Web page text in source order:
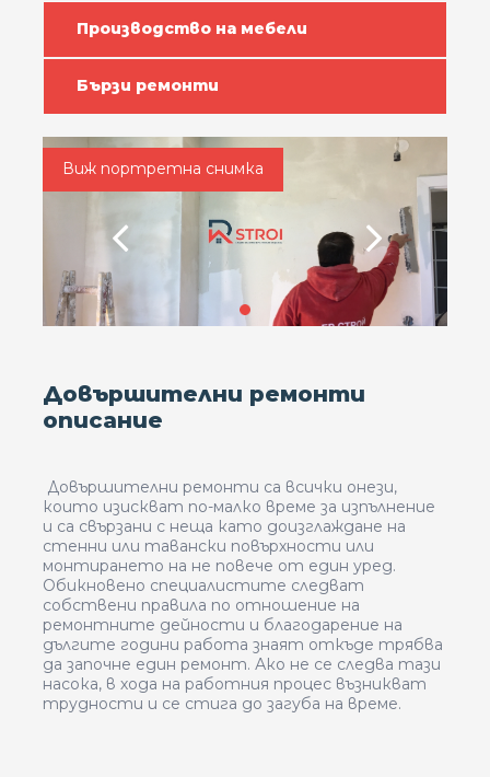
Производство на мебели
Бързи ремонти
Виж портретна снимка
Довършителни ремонти
описание
Довършителни ремонти са всички онези,
които изискват по-малко време за изпълнение
и са свързани с неща като доизглаждане на
стенни или тавански повърхности или
монтирането на не повече от един уред.
Обикновено специалистите следват
собствени правила по отношение на
ремонтните дейности и благодарение на
дългите години работа знаят откъде трябва
да започне един ремонт. Ако не се следва тази
насока, в хода на работния процес възникват
трудности и се стига до загуба на време.